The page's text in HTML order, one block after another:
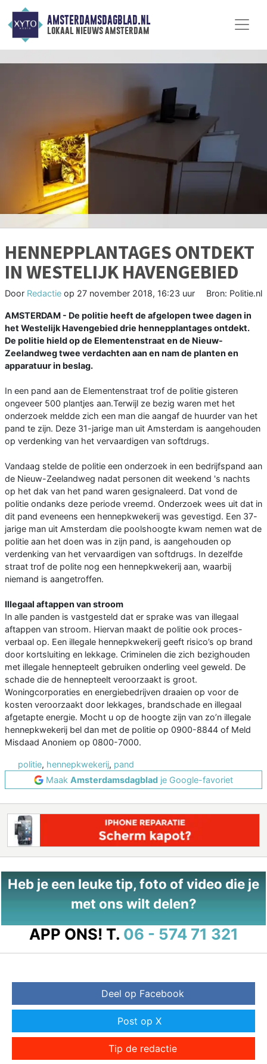
AMSTERDAMSDAGBLAD.NL
lokaal nieuws amsterdam
HENNEPPLANTAGES ONTDEKT
IN WESTELIJK HAVENGEBIED
Door Redactie op 27 november 2018, 16:23 uur Bron: Politie.nl
AMSTERDAM - De politie heeft de afgelopen twee dagen in
het Westelijk Havengebied drie hennepplantages ontdekt.
De politie hield op de Elementenstraat en de Nieuw-
Zeelandweg twee verdachten aan en nam de planten en
apparatuur in beslag.
In een pand aan de Elementenstraat trof de politie gisteren
ongeveer 500 plantjes aan.Terwijl ze bezig waren met het
onderzoek meldde zich een man die aangaf de huurder van het
pand te zijn. Deze 31-jarige man uit Amsterdam is aangehouden
op verdenking van het vervaardigen van softdrugs.
Vandaag stelde de politie een onderzoek in een bedrijfspand aan
de Nieuw-Zeelandweg nadat personen dit weekend 's nachts
op het dak van het pand waren gesignaleerd. Dat vond de
politie ondanks deze periode vreemd. Onderzoek wees uit dat in
dit pand eveneens een hennepkwekerij was gevestigd. Een 37-
jarige man uit Amsterdam die poolshoogte kwam nemen wat de
politie aan het doen was in zijn pand, is aangehouden op
verdenking van het vervaardigen van softdrugs. In dezelfde
straat trof de polite nog een hennepkwekerij aan, waarbij
niemand is aangetroffen.
Illegaal aftappen van stroom
In alle panden is vastgesteld dat er sprake was van illegaal
aftappen van stroom. Hiervan maakt de politie ook proces-
verbaal op. Een illegale hennepkwekerij geeft risico’s op brand
door kortsluiting en lekkage. Criminelen die zich bezighouden
met illegale hennepteelt gebruiken onderling veel geweld. De
schade die de hennepteelt veroorzaakt is groot.
Woningcorporaties en energiebedrijven draaien op voor de
kosten veroorzaakt door lekkages, brandschade en illegaal
afgetapte energie. Mocht u op de hoogte zijn van zo’n illegale
hennepkwekerij bel dan met de politie op 0900-8844 of Meld
Misdaad Anoniem op 0800-7000.
politie, hennepkwekerij, pand
Maak Amsterdamsdagblad je Google-favoriet
Heb je een leuke tip, foto of video die je
met ons wilt delen?
APP ONS! T. 06 - 574 71 321
Deel op Facebook
Post op X
Tip de redactie